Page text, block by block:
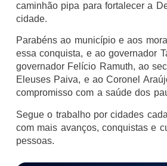
caminhão pipa para fortalecer a
cidade.
Parabéns ao município e aos
essa conquista, e ao governador
governador Felício Ramuth, ao
Eleuses Paiva, e ao Coronel
compromisso com a saúde dos
Segue o trabalho por cidades
com mais avanços, conquistas e
pessoas.